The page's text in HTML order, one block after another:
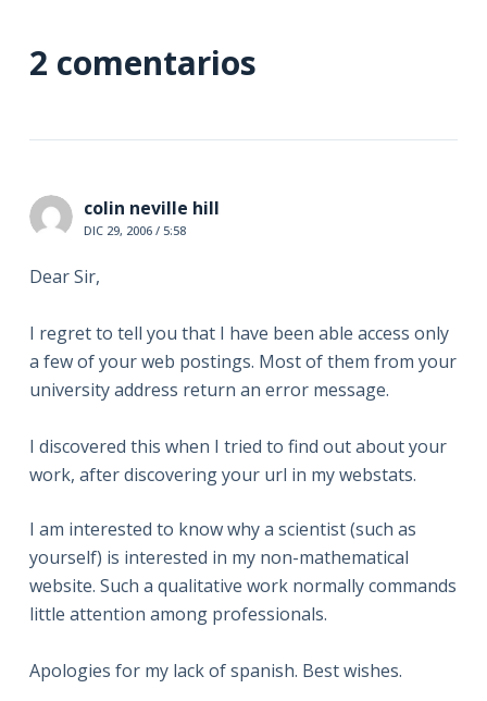
2 comentarios
colin neville hill
DIC 29, 2006 / 5:58
Dear Sir,
I regret to tell you that I have been able access only
a few of your web postings. Most of them from your
university address return an error message.
I discovered this when I tried to find out about your
work, after discovering your url in my webstats.
I am interested to know why a scientist (such as
yourself) is interested in my non-mathematical
website. Such a qualitative work normally commands
little attention among professionals.
Apologies for my lack of spanish. Best wishes.